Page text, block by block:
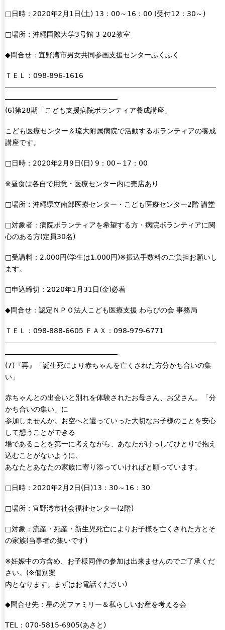
□日時：2020年2月1日(土) 13：00～16：00 (受付12：30～)
□場所：沖縄国際大学3号館 3-202教室
◆問合せ：宜野湾市男女共同参画支援センターふくふく
ＴＥＬ：098-896-1616
――――――――――――――――――――――――――――――
――――――――――――――――
(6)第28期「こども支援病院ボランティア養成講座」
こども医療センター＆琉大附属病院で活動するボランティアの養成
講座です。
□日時：2020年2月9日(日) 9：00～17：00
※昼食は各自で用意・医療センター内に売店あり
□場所：沖縄県立南部医療センター・こども医療センター2階 講堂
□対象者：病院ボランティアを希望する方・病院ボランティアに関
心のある方(定員30名)
□受講料：2,000円(学生は1,000円)※振込手数料のご負担お願いし
ます。
□申込締切：2020年1月31日(金)必着
◆問合せ：認定ＮＰＯ法人こども医療支援 わらびの会 事務局
ＴＥＬ：098-888-6605 ＦＡＸ：098-979-6771
――――――――――――――――――――――――――――――
――――――――――――――――
(7)『再』「誕生死により赤ちゃんを亡くされた方分かち合いの集
い」
赤ちゃんとの出会いと別れを体験されたお母さん、お父さん。「分
かち合いの集い」に
参加しませんか。お空へと還っていった大切なお子様のことを安心
して想うことができる
場であることを第一に考えながら、あなたがけっしてひとりで抱え
込むことがないように、
あなたとあなたの家族に寄り添っていければと願っています。
□日時：2020年2月2日(日)13：30～16：30
□場所：宜野湾市社会福祉センター(2階)
□対象：流産・死産・新生児死亡によりお子様を亡くされた方とそ
の家族(当事者の集いです)
※妊娠中の方含め、お子様同伴の参加は出来ませんのでご了承くだ
さい。(※個別案
内となります。まずはお電話ください)
◆問合せ先：星の光ファミリー＆私らしいお産を考える会
TEL：070-5815-6905(あさと)